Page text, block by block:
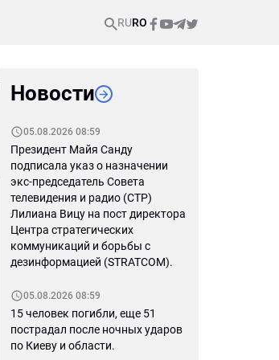
RURO
Новости
05.08.2026 08:59
Президент Майя Санду
подписала указ о назначении
экс-председатель Совета
телевидения и радио (СТР)
Лилиана Вицу на пост директора
Центра стратегических
коммуникаций и борьбы с
дезинформацией (STRATCOM).
05.08.2026 08:59
15 человек погибли, еще 51
пострадал после ночных ударов
по Киеву и области.